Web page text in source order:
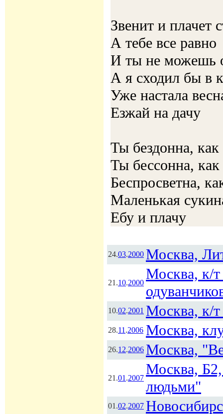
Звенит и плачет
А тебе все равно
И ты не можешь
А я сходил бы в
Уже настала
Езжай на дачу
Ты бездонна,
Ты бессонна, как
Беспросветна,
Маленькая
Ебу и плачу
24.03.2000 Москва,
21.10.2000
Москва, к/
10.02.2001 Москва, к/
28.11.2006 Москва,
26.12.2006 Москва,
21.01.2007
Москва,
людьми"
01.02.2007